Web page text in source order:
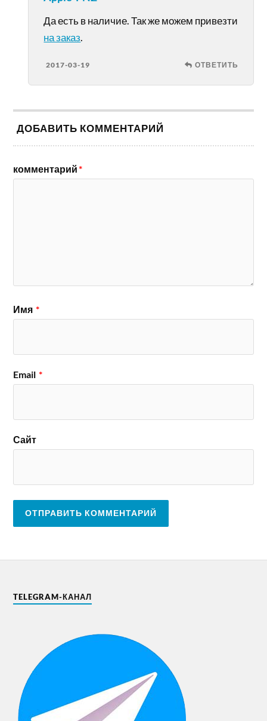
Да есть в наличие. Так же можем привезти
на заказ.
2017-03-19 ОТВЕТИТЬ
ДОБАВИТЬ КОММЕНТАРИЙ
комментарий*
Имя *
Email *
Сайт
TELEGRAM-КАНАЛ